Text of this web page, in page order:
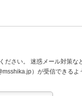
ださい。 迷惑メール対策な
）が受信できるよ